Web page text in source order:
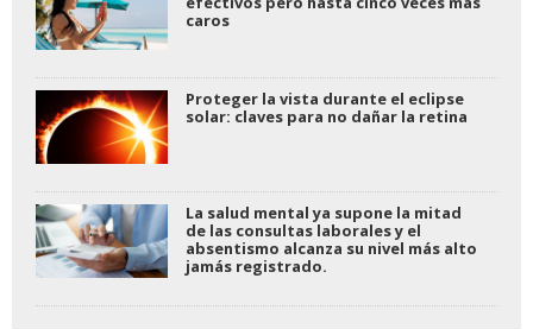
caros
Proteger la vista durante el eclipse
solar: claves para no dañar la retina
La salud mental ya supone la mitad
de las consultas laborales y el
absentismo alcanza su nivel más alto
jamás registrado.